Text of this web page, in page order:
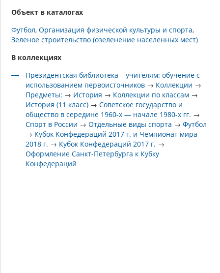
Объект в каталогах
Футбол Организация физической культуры и спорта
Зеленое строительство (озеленение населенных мест)
В коллекциях
Президентская библиотека – учителям: обучение с
использованием первоисточников → Коллекции →
Предметы: → История → Коллекции по классам →
История (11 класс) →Советское государство и
общество в середине 1960-х — начале 1980-х гг. →
Спорт в России →Отдельные виды спорта →Футбол
→ Кубок Конфедераций 2017 г. и Чемпионат мира
2018 г. → Кубок Конфедераций 2017 г. →
Оформление Санкт-Петербурга к Кубку
Конфедераций